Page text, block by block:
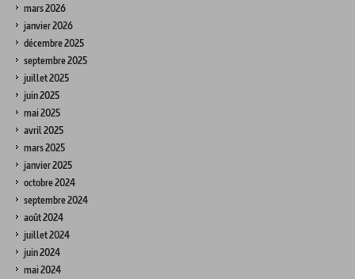
mars 2026
janvier 2026
décembre 2025
septembre 2025
juillet 2025
juin 2025
mai 2025
avril 2025
mars 2025
janvier 2025
octobre 2024
septembre 2024
août 2024
juillet 2024
juin 2024
mai 2024